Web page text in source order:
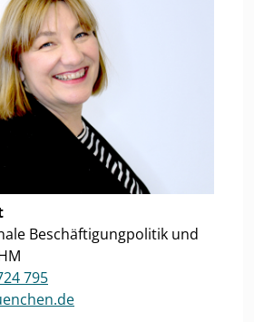
Beschäftigungpolitik und
795